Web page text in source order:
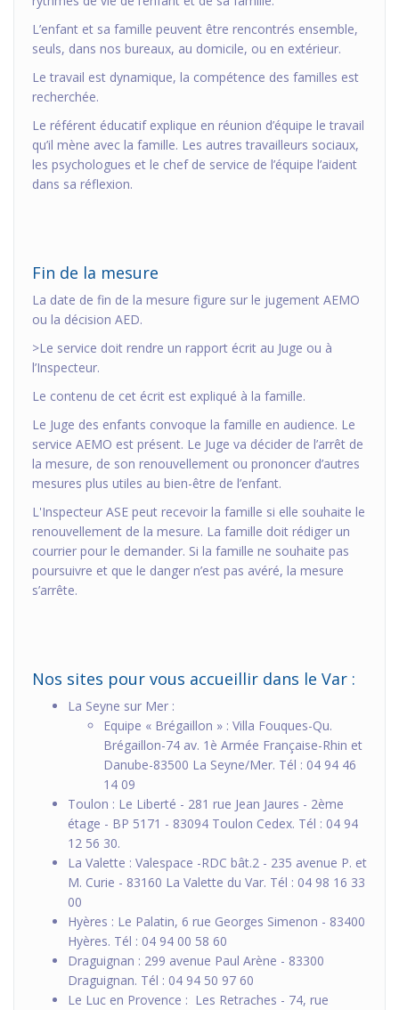
L’enfant et sa famille peuvent être rencontrés ensemble,
seuls, dans nos bureaux, au domicile, ou en extérieur.
Le travail est dynamique, la compétence des familles est
recherchée.
Le référent éducatif explique en réunion d’équipe le travail
qu’il mène avec la famille. Les autres travailleurs sociaux,
les psychologues et le chef de service de l’équipe l’aident
dans sa réflexion.
Fin de la mesure
La date de fin de la mesure figure sur le jugement AEMO
ou la décision AED.
>Le service doit rendre un rapport écrit au Juge ou à
l’Inspecteur.
Le contenu de cet écrit est expliqué à la famille.
Le Juge des enfants convoque la famille en audience. Le
service AEMO est présent. Le Juge va décider de l’arrêt de
la mesure, de son renouvellement ou prononcer d’autres
mesures plus utiles au bien-être de l’enfant.
L'Inspecteur ASE peut recevoir la famille si elle souhaite le
renouvellement de la mesure. La famille doit rédiger un
courrier pour le demander. Si la famille ne souhaite pas
poursuivre et que le danger n’est pas avéré, la mesure
s’arrête.
Nos sites pour vous accueillir dans le Var :
La Seyne sur Mer :
Equipe « Brégaillon » : Villa Fouques-Qu.
Brégaillon-74 av. 1è Armée Française-Rhin et
Danube-83500 La Seyne/Mer. Tél : 04 94 46
14 09
Toulon : Le Liberté - 281 rue Jean Jaures - 2ème
étage - BP 5171 - 83094 Toulon Cedex. Tél : 04 94
12 56 30.
La Valette : Valespace -RDC bât.2 - 235 avenue P. et
M. Curie - 83160 La Valette du Var. Tél : 04 98 16 33
00
Hyères : Le Palatin, 6 rue Georges Simenon - 83400
Hyères. Tél : 04 94 00 58 60
Draguignan : 299 avenue Paul Arène - 83300
Draguignan. Tél : 04 94 50 97 60
Le Luc en Provence : Les Retraches - 74, rue